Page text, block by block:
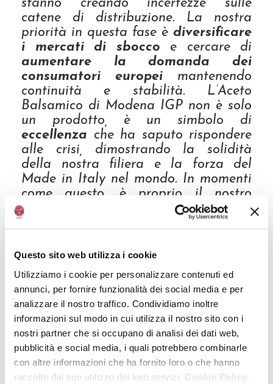
Questo sito web utilizza i cookie
Utilizziamo i cookie per personalizzare contenuti ed
annunci, per fornire funzionalità dei social media e per
analizzare il nostro traffico. Condividiamo inoltre
informazioni sul modo in cui utilizza il nostro sito con i
nostri partner che si occupano di analisi dei dati web,
pubblicità e social media, i quali potrebbero combinarle
con altre informazioni che ha fornito loro o che hanno
raccolto dal suo utilizzo dei loro servizi. Cookie Policy.
stanno creando incertezze sulle
catene di distribuzione. La nostra
priorità in questa fase è diversificare
i mercati di sbocco e cercare di
aumentare la domanda dei
consumatori europei mantenendo
continuità e stabilità. L’Aceto
Balsamico di Modena IGP non è solo
un prodotto, è un simbolo di
eccellenza che ha saputo rispondere
alle crisi, dimostrando la solidità
della nostra filiera e la forza del
Made in Italy nel mondo. In momenti
come questo, è proprio il nostro
valore riconosciuto che fa la
differenza
Mazzetti-.
La solidità e la riconoscibilità
dell’Aceto Balsamico di Modena IGP
sui mercati internazionali, insieme
alla sua filiera strutturata e
consolidata, sono oggi più che mai
fondamentali per garantire
continuità e presidio del mercato.
“Anche in fasi di incertezze, è proprio